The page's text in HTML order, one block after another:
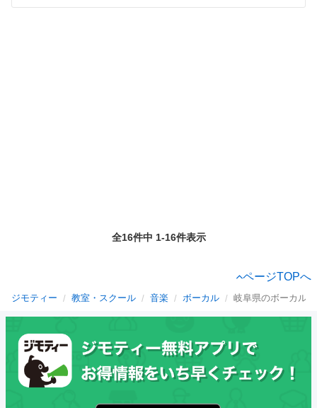
全16件中 1-16件表示
ページTOPへ
ジモティー 教室・スクール 音楽 ボーカル 岐阜県のボーカル